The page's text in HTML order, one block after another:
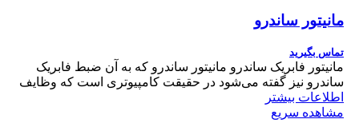
مانیتور ساندرو
تماس بگیرید
مانیتور فابریک ساندرو مانیتور ساندرو که به آن ضبط فابریک
ساندرو نیز گفته می‌شود در حقیقت کامپیوتری است که وظایف
اطلاعات بیشتر
مشاهده سریع